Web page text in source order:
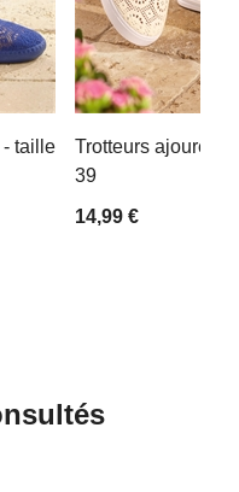
- taille
Trotteurs ajourés
39
14,99 €